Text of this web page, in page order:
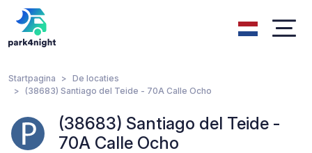
Startpagina
De locaties
(38683) Santiago del Teide - 70A Calle Ocho
(38683) Santiago del Teide -
70A Calle Ocho